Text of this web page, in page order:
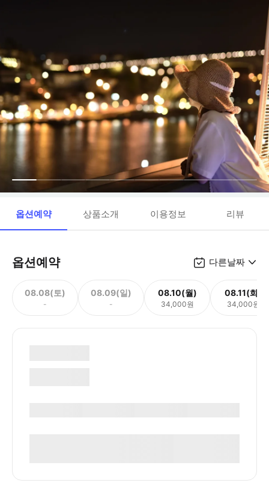
옵션예약 상품소개 이용정보 리뷰
옵션예약 다른날짜
08.08(토)
-
08.09(일)
-
08.10(월)
34,000원
08.11(화)
34,000원